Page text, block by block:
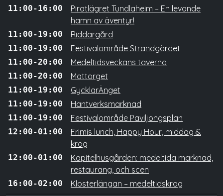
11:00-16:00
Piratlägret Tundlaheim – En levande
hamn av äventyr!
11:00-19:00 Riddargård
11:00-19:00 Festivalområde Strandgärdet
11:00-20:00 Medeltidsveckans taverna
11:00-20:00 Mattorget
11:00-19:00 GycklarÄnget
11:00-19:00 Hantverksmarknad
11:00-19:00 Festivalområde Paviljongsplan
12:00-01:00
Frimis lunch, Happy Hour, middag &
krog
12:00-01:00
Kapitelhusgården: medeltida marknad,
restaurang, och scen
16:00-02:00 Klosterlängan – medeltidskrog